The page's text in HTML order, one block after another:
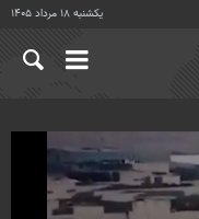
یکشنبه ۱۸ مرداد ۱۴۰۵